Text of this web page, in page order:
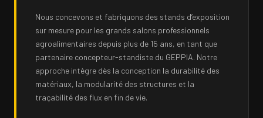
Nous concevons et fabriquons des stands d’exposition
sur mesure pour les grands salons professionnels
agroalimentaires depuis plus de 15 ans, en tant que
partenaire concepteur-standiste du GEPPIA. Notre
approche intègre dès la conception la durabilité des
matériaux, la modularité des structures et la
traçabilité des flux en fin de vie.